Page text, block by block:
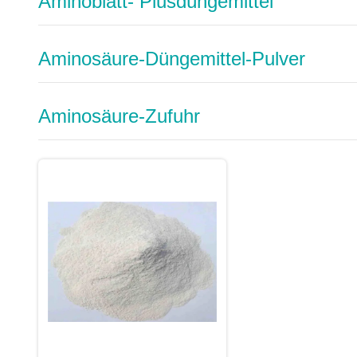
Aminosäure-Düngemittel-Pulver
Aminosäure-Zufuhr